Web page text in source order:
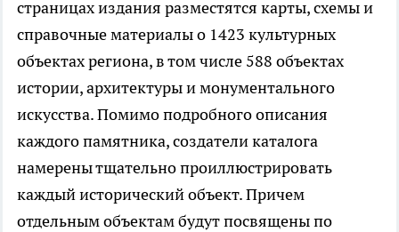
страницах издания разместятся карты, схемы и
справочные материалы о 1423 культурных
объектах региона, в том числе 588 объектах
истории, архитектуры и монументального
искусства. Помимо подробного описания
каждого памятника, создатели каталога
намерены тщательно проиллюстрировать
каждый исторический объект. Причем
отдельным объектам будут посвящены по